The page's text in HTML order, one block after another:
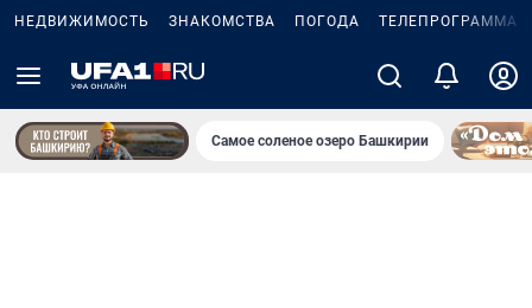
НЕДВИЖИМОСТЬ ЗНАКОМСТВА ПОГОДА ТЕЛЕПРОГРАММА
Самое соленое озеро Башкирии